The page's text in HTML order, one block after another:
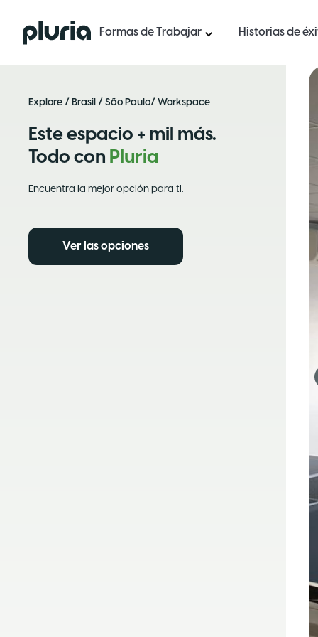
Logo Pluria Formas de Trabajar Historias de
Explore / Brasil / São Paulo/ Workspace
Este espacio + mil más.
Todo con Pluria
Encuentra la mejor opción para ti.
Ver las opciones